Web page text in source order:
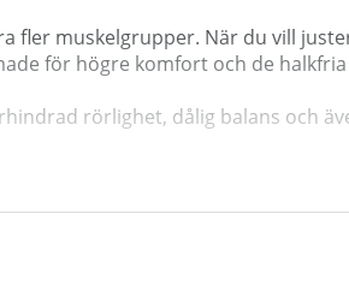
fler muskelgrupper. När du vill
för högre komfort och de
rörlighet, dålig balans och